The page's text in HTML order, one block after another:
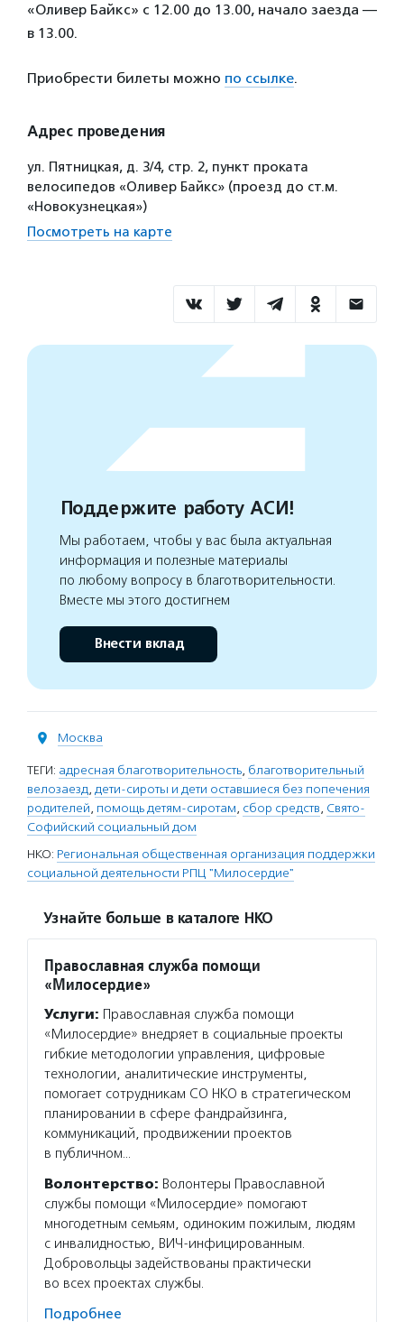
«Оливер Байкс» с 12.00 до 13.00, начало заезда —
в 13.00.
Приобрести билеты можно по ссылке.
Адрес проведения
ул. Пятницкая, д. 3/4, стр. 2, пункт проката
велосипедов «Оливер Байкс» (проезд до ст.м.
«Новокузнецкая»)
Посмотреть на карте
Поддержите работу АСИ!
Мы работаем, чтобы у вас была актуальная
информация и полезные материалы
по любому вопросу в благотворительности.
Вместе мы этого достигнем
Внести вклад
Москва
ТЕГИ: адресная благотворительность, благотворительный
велозаезд, дети-сироты и дети оставшиеся без попечения
родителей, помощь детям-сиротам, сбор средств, Свято-
Софийский социальный дом
НКО: Региональная общественная организация поддержки
социальной деятельности РПЦ "Милосердие"
Узнайте больше в каталоге НКО
Православная служба помощи
«Милосердие»
Услуги: Православная служба помощи
«Милосердие» внедряет в социальные проекты
гибкие методологии управления, цифровые
технологии, аналитические инструменты,
помогает сотрудникам СО НКО в стратегическом
планировании в сфере фандрайзинга,
коммуникаций, продвижении проектов
в публичном…
Волонтерство: Волонтеры Православной
службы помощи «Милосердие» помогают
многодетным семьям, одиноким пожилым, людям
с инвалидностью, ВИЧ-инфицированным.
Добровольцы задействованы практически
во всех проектах службы.
Подробнее